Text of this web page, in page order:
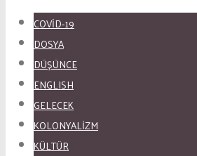
COVID-19
DOSYA
DÜŞÜNCE
ENGLISH
GELECEK
KOLONYALİZM
KÜLTÜR